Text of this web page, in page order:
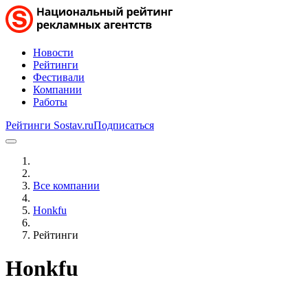
Новости
Рейтинги
Фестивали
Компании
Работы
Рейтинги Sostav.ruПодписаться
Все компании
Honkfu
Рейтинги
Honkfu